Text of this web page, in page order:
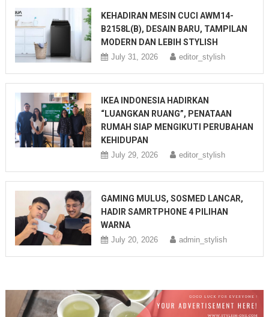
KEHADIRAN MESIN CUCI AWM14-
B2158L(B), DESAIN BARU, TAMPILAN
MODERN DAN LEBIH STYLISH
July 31, 2026 editor_stylish
IKEA INDONESIA HADIRKAN
“LUANGKAN RUANG”, PENATAAN
RUMAH SIAP MENGIKUTI PERUBAHAN
KEHIDUPAN
July 29, 2026 editor_stylish
GAMING MULUS, SOSMED LANCAR,
HADIR SAMRTPHONE 4 PILIHAN
WARNA
July 20, 2026 admin_stylish